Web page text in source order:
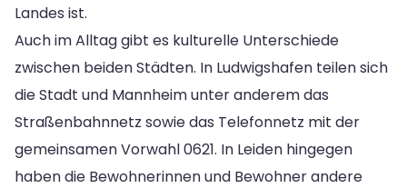
Landes ist.
Auch im Alltag gibt es kulturelle Unterschiede
zwischen beiden Städten. In Ludwigshafen teilen sich
die Stadt und Mannheim unter anderem das
Straßenbahnnetz sowie das Telefonnetz mit der
gemeinsamen Vorwahl 0621. In Leiden hingegen
haben die Bewohnerinnen und Bewohner andere